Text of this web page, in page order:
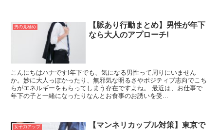
男の見極め
【脈あり行動まとめ】男性が年下
なら大人のアプローチ!
こんにちはハナです!年下でも、気になる男性って周りにいません
か。妙に大人っぽかったり、無邪気な明るさやポジティブ志向でこち
らがエネルギーをもらってしまう存在ですよね。 最近は、お仕事で
年下の子と一緒になったりなんとお食事のお誘いを受...
女子力アップ
【マンネリカップル対策】東京で